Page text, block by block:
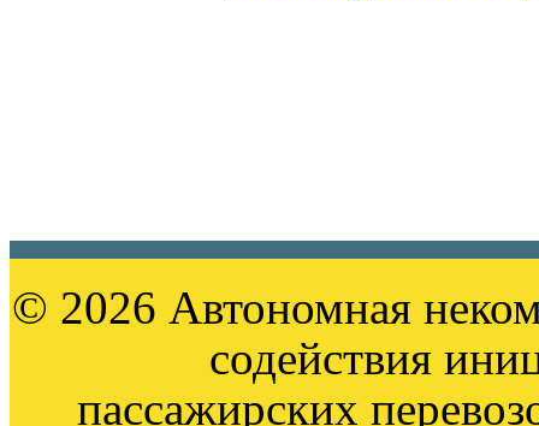
© 2026 Автономная
содействия
пассажирских